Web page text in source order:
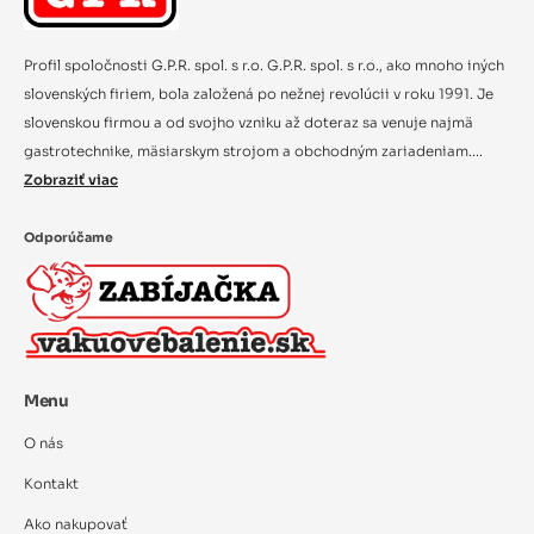
Profil spoločnosti G.P.R. spol. s r.o. G.P.R. spol. s r.o., ako mnoho iných
slovenských firiem, bola založená po nežnej revolúcii v roku 1991. Je
slovenskou firmou a od svojho vzniku až doteraz sa venuje najmä
gastrotechnike, mäsiarskym strojom a obchodným zariadeniam....
Zobraziť viac
Odporúčame
Menu
O nás
Kontakt
Ako nakupovať